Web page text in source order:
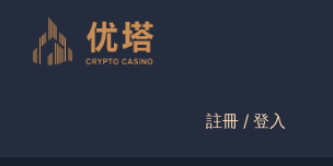
註冊 / 登入